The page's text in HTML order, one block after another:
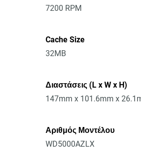
7200 RPM
Cache Size
32MB
Διαστάσεις (L x W x H)
147mm x 101.6mm x
Αριθμός Μοντέλου
WD5000AZLX